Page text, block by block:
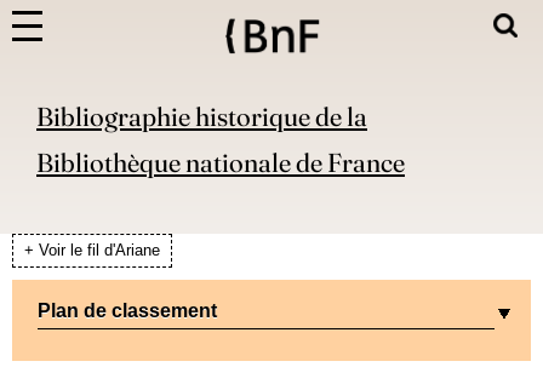
Bibliographie historique de la
Bibliothèque nationale de France
+ Voir le fil d'Ariane
Plan de classement